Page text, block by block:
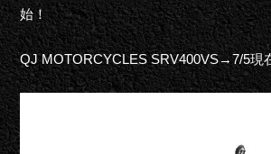
始！
QJ MOTORCYCLESSRV400VS→7/5現